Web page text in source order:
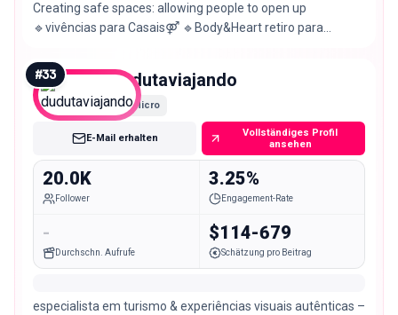
Creating safe spaces: allowing people to open up
🔹️vivências para Casais⚤ 🔹️Body&Heart retiro para
#33 dudutaviajando
Micro
E-Mail erhalten
Vollständiges Profil
ansehen
20.0K
Follower
3.25%
Engagement-Rate
-
Durchschn. Aufrufe
$114-679
Schätzung pro Beitrag
especialista em turismo & experiências visuais autênticas –